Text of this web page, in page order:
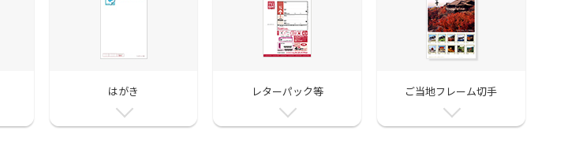
はがき レターパック等 ご当地フレーム切手